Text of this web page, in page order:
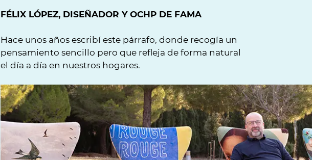
FÉLIX LÓPEZ, DISEÑADOR Y OCHP DE FAMA
Hace unos años escribí este párrafo, donde recogía un
pensamiento sencillo pero que refleja de forma natural
el día a día en nuestros hogares.